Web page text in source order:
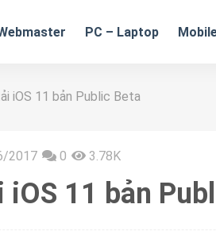
PC – Laptop
iOS 11 bản Public Beta
2017 0 3.78K
11 bản